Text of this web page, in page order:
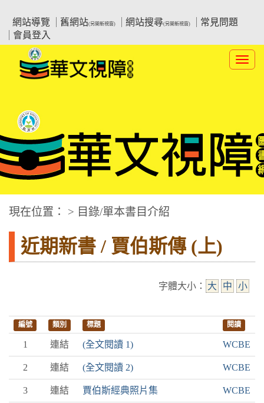
要
網站導覽
舊網站(另開新視窗) 網站搜尋(另開新視窗)
常見問題
會員登入
:::中央區塊
華文視障電子圖書網
現在位置： > 目錄/單本書目介紹
近期新書 / 賈伯斯傳 (上)
字體大小： 大 中 小
編號 類別 標題 閱讀
1 連結 (全文閱讀 1) WCBE
2 連結 (全文閱讀 2) WCBE
3 連結 賈伯斯經典照片集 WCBE